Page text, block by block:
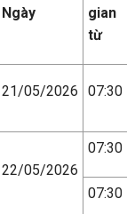
Ngày
gian
từ
21/05/2026 07:30
22/05/2026
07:30
07:30